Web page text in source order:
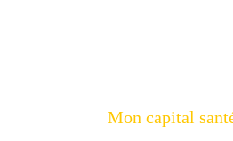
Mon capital